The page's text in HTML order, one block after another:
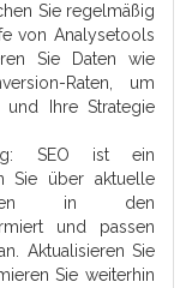
Sie regelmäßig
von Analysetools
Sie Daten wie
Raten, um
und Ihre Strategie
SEO ist ein
Sie über aktuelle
in den
und passen
Aktualisieren Sie
Sie weiterhin